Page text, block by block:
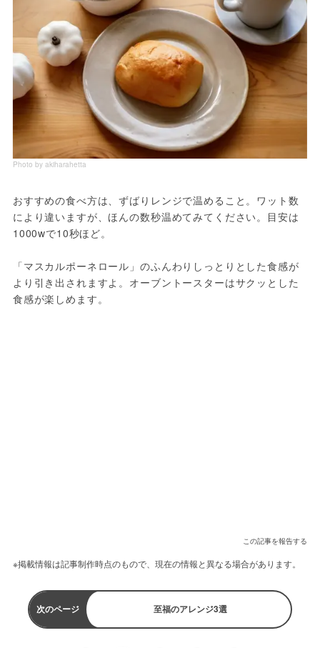
Photo by akiharahetta
おすすめの食べ方は、ずばりレンジで温めること。ワット数
により違いますが、ほんの数秒温めてみてください。目安は
1000wで10秒ほど。
「マスカルポーネロール」のふんわりしっとりとした食感が
より引き出されますよ。オーブントースターはサクッとした
食感が楽しめます。
この記事を報告する
※掲載情報は記事制作時点のもので、現在の情報と異なる場合があります。
次のページ 至福のアレンジ3選